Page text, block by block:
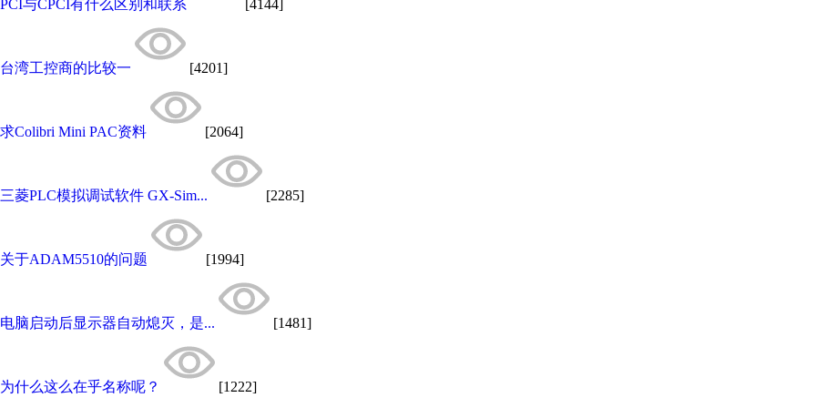
PCI与CPCI有什么区别和联系 [4144]
台湾工控商的比较一 [4201]
求Colibri Mini PAC资料 [2064]
三菱PLC模拟调试软件 GX-Sim... [2285]
关于ADAM5510的问题 [1994]
电脑启动后显示器自动熄灭，是... [1481]
为什么这么在乎名称呢？ [1222]